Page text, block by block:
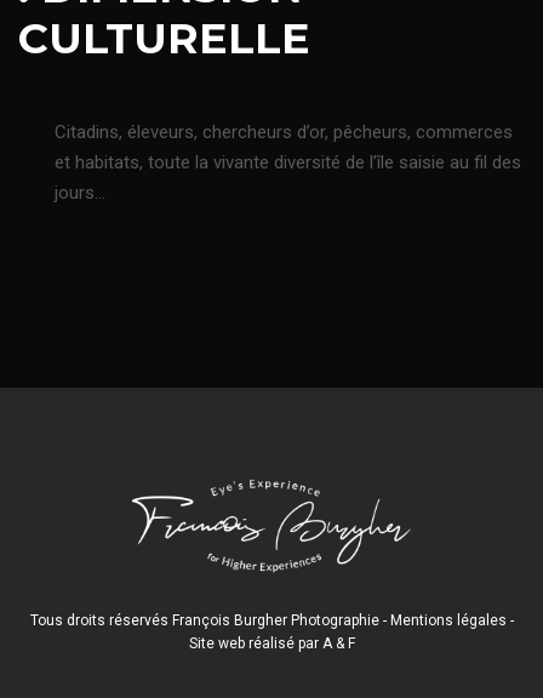
CULTURELLE
Citadins, éleveurs, chercheurs d’or, pêcheurs, commerces
et habitats, toute la vivante diversité de l’île saisie au fil des
jours…
Tous droits réservés François Burgher Photographie - Mentions légales -
Site web réalisé par A& F